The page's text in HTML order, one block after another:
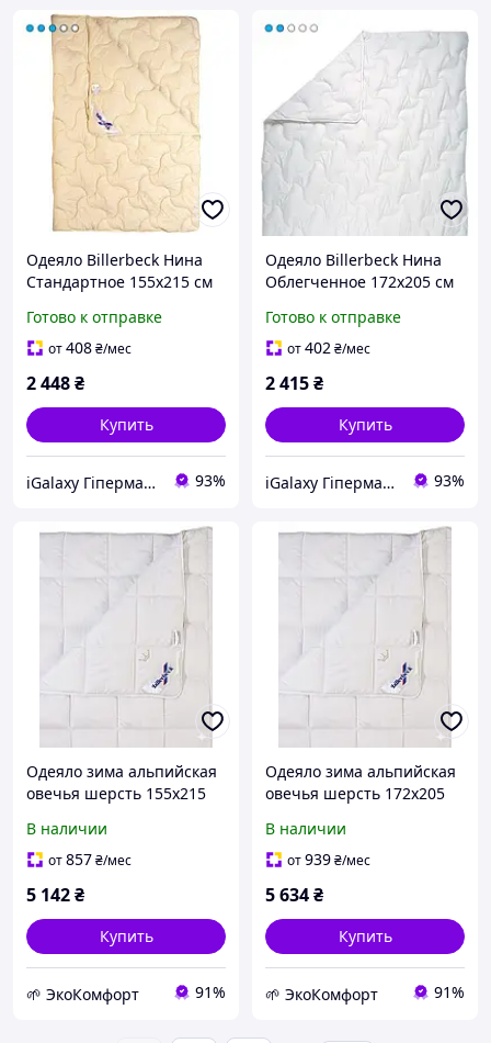
Одеяло Billerbeck Нина
Стандартное 155х215 см
Готово к отправке
от408₴/мес
2 448₴
Купить
iGalaxy Гіпермаркет подарунків 93%
Одеяло Billerbeck Нина
Облегченное 172х205 см
Готово к отправке
от402₴/мес
2 415₴
Купить
iGalaxy Гіпермаркет подарунків 93%
Одеяло зима альпийская
овечья шерсть 155х215
В наличии
от857₴/мес
5 142₴
Купить
🌱 ЭкоКомфорт 91%
Одеяло зима альпийская
овечья шерсть 172х205
В наличии
от939₴/мес
5 634₴
Купить
🌱 ЭкоКомфорт 91%